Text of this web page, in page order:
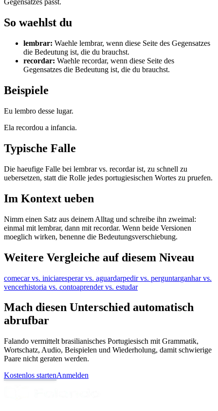
Gegensatzes passt.
So waehlst du
lembrar: Waehle lembrar, wenn diese Seite des Gegensatzes
die Bedeutung ist, die du brauchst.
recordar: Waehle recordar, wenn diese Seite des
Gegensatzes die Bedeutung ist, die du brauchst.
Beispiele
Eu lembro desse lugar.
Ela recordou a infancia.
Typische Falle
Die haeufige Falle bei lembrar vs. recordar ist, zu schnell zu
uebersetzen, statt die Rolle jedes portugiesischen Wortes zu pruefen.
Im Kontext ueben
Nimm einen Satz aus deinem Alltag und schreibe ihn zweimal:
einmal mit lembrar, dann mit recordar. Wenn beide Versionen
moeglich wirken, benenne die Bedeutungsverschiebung.
Weitere Vergleiche auf diesem Niveau
comecar vs. iniciaresperar vs. aguardarpedir vs. perguntarganhar vs.
vencerhistoria vs. contoaprender vs. estudar
Mach diesen Unterschied automatisch
abrufbar
Falando vermittelt brasilianisches Portugiesisch mit Grammatik,
Wortschatz, Audio, Beispielen und Wiederholung, damit schwierige
Paare nicht geraten werden.
Kostenlos startenAnmelden